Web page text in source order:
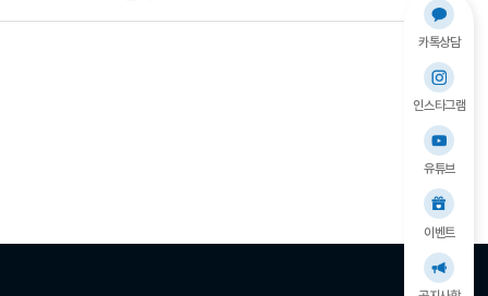
카톡상담
인스타그램
유튜브
이벤트